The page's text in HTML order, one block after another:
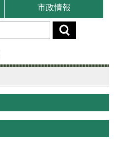
市政情報